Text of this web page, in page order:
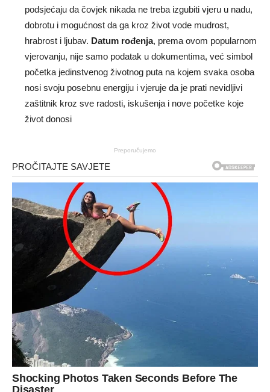
podsjećaju da čovjek nikada ne treba izgubiti vjeru u nadu,
dobrotu i mogućnost da ga kroz život vode mudrost,
hrabrost i ljubav. Datum rođenja, prema ovom popularnom
vjerovanju, nije samo podatak u dokumentima, već simbol
početka jedinstvenog životnog puta na kojem svaka osoba
nosi svoju posebnu energiju i vjeruje da je prati nevidljivi
zaštitnik kroz sve radosti, iskušenja i nove početke koje
život donosi
Preporučujemo